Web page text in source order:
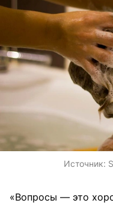
Источник:
«Вопросы — это